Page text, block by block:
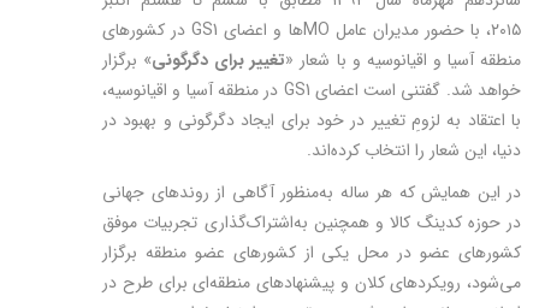
۲۰۱۵، با حضور مدیران عامل MOها و اعضای GS1 در کشورهای
منطقه آسیا و اقیانوسیه و با شعار «تغییر برای دگرگونی» برگزار
خواهد شد. گفتنی است اعضای GS1 در منطقه آسیا و اقیانوسیه،
با اعتقاد به لزومِ تغییر در خود برای ایجاد دگرگونی و بهبود در
دنیا، این شعار را انتخاب کرده‌اند.
در این همایش که هر ساله به‌منظور آگاهی از روندهای جهانی
در حوزه کدینگ کالا و همچنین به‌اشتراک‌گذاری تجربیات موفق
کشورهای عضو در محل یکی از کشورهای عضو منطقه برگزار
می‌شود، رویکردهای کلان و پیشنهادهای منطقه‌ای برای طرح در